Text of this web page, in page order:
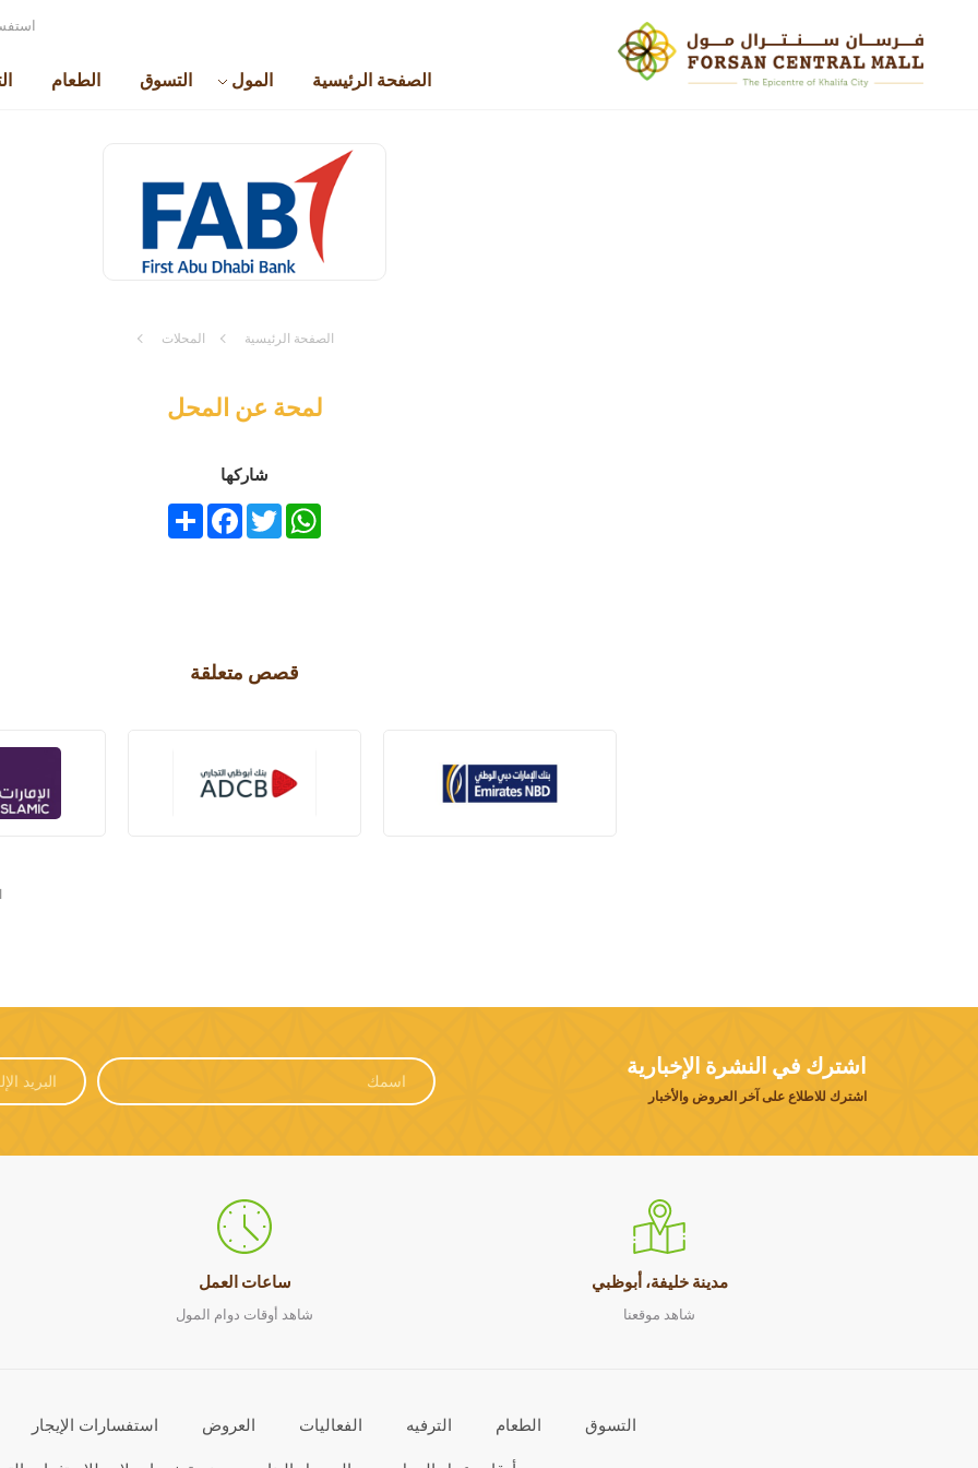
الصفحة الرئيسية المول التسوق الطعام
الصفحة الرئيسية المحلات
لمحة عن المحل
شاركها
ShareFacebook TwitterWhatsApp
قصص متعلقة
اشترك في النشرة الإخبارية
اشترك للاطلاع على آخر العروض والأخبار
مدينة خليفة، أبوظبي
شاهد موقعنا
ساعات العمل
شاهد أوقات دوام المول
التسوق الطعام الترفيه الفعاليات العروض
استفسارات الإيجار